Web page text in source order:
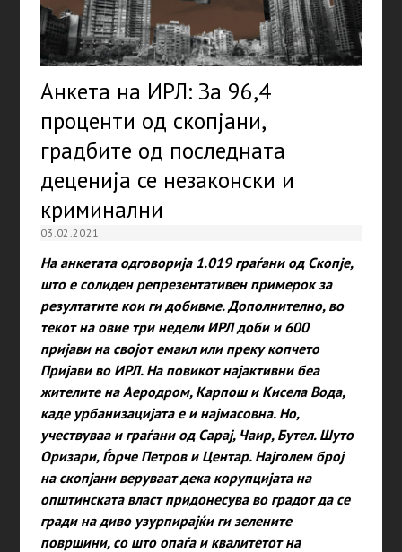
Анкета на ИРЛ: За 96,4
проценти од скопјани,
градбите од последната
деценија се незаконски и
криминални
03.02.2021
На анкетата одговорија 1.019 граѓани од Скопје,
што е солиден репрезентативен примерок за
резултатите кои ги добивме. Дополнително, во
текот на овие три недели ИРЛ доби и 600
пријави на својот емаил или преку копчето
Пријави во ИРЛ. На повикот најактивни беа
жителите на Аеродром, Карпош и Кисела Вода,
каде урбанизацијата е и најмасовна. Но,
учествуваа и граѓани од Сарај, Чаир, Бутел. Шуто
Оризари, Ѓорче Петров и Центар. Најголем број
на скопјани веруваат дека корупцијата на
општинската власт придонесува во градот да се
гради на диво узурпирајќи ги зелените
површини, со што опаѓа и квалитетот на